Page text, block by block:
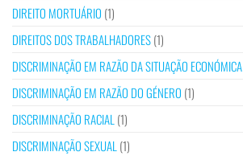
DIREITO MORTUÁRIO (1)
DIREITOS DOS TRABALHADORES(1)
DISCRIMINAÇÃO EM RAZÃO DA SITUAÇÃO ECONÓMICA
DISCRIMINAÇÃO EM RAZÃO DO GÉNERO (1)
DISCRIMINAÇÃO RACIAL (1)
DISCRIMINAÇÃO SEXUAL (1)